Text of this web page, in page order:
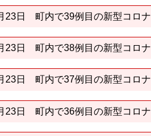
23日 町内で39例目の新型コロ
23日 町内で38例目の新型コロ
23日 町内で37例目の新型コロ
23日 町内で36例目の新型コロ